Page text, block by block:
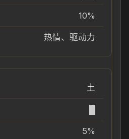
10%
热情、驱动力
土
5%